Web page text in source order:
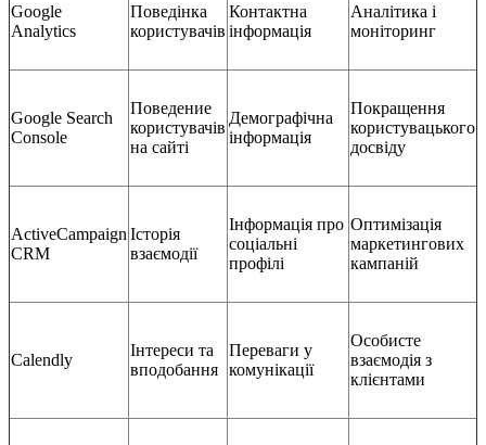
Google
Analytics
Поведінка
користувачів
Контактна
інформація
Аналітика і
моніторинг
Google Search
Console
Поведение
користувачів
на сайті
Демографічна
інформація
Покращення
користувацького
досвіду
ActiveCampaign
CRM
Історія
взаємодії
Інформація про
соціальні
профілі
Оптимізація
маркетингових
кампаній
Calendly
Інтереси та
вподобання
Переваги у
комунікації
Особисте
взаємодія з
клієнтами